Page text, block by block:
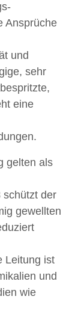
Ansprüche
und
sehr
eine
gelten als
schützt der
gewellten
Leitung ist
und
wie